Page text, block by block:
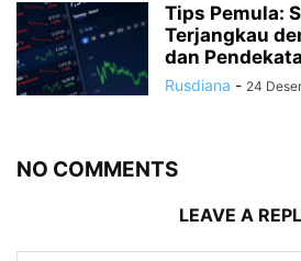
Tips Pemula:
Terjangkau
dan
Rusdiana - 24
NO COMMENTS
LEAVE A